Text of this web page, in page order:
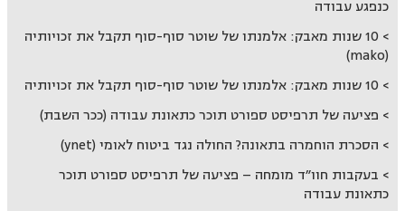
כנפגע עבודה
10 שנות מאבק: אלמנתו של שוטר סוף-סוף תקבל את זכויותיה
(mako)
10 שנות מאבק: אלמנתו של שוטר סוף-סוף תקבל את זכויותיה
פציעה של תרפיסט ספורט תוכר כתאונת עבודה (ככר השבת)
הסכרת הוחמרה בתאונה? החולה נגד ביטוח לאומי (ynet)
בעקבות חוו״ד מומחה – פציעה של תרפיסט ספורט תוכר
כתאונת עבודה